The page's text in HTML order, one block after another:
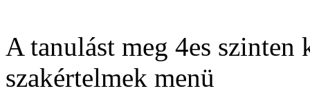
A tanulást meg 4es
szakértelmek menü